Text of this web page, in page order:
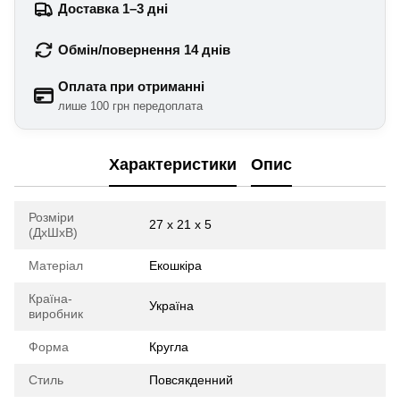
Доставка 1–3 дні
Обмін/повернення 14 днів
Оплата при отриманні
лише 100 грн передоплата
Характеристики Опис
Розміри
(ДхШхВ)
27 х 21 х 5
Матеріал Екошкіра
Країна-
виробник
Україна
Форма Кругла
Стиль Повсякденний